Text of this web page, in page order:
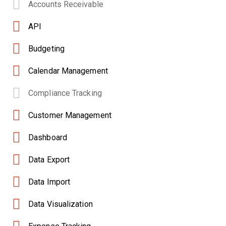
Accounts Receivable
API
Budgeting
Calendar Management
Compliance Tracking
Customer Management
Dashboard
Data Export
Data Import
Data Visualization